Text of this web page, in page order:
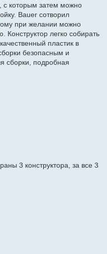
с которым затем можно
Bauer сотворил
при желании можно
легко собирать
пластик в
безопасным и
сборки, подробная
3 конструктора, за все 3